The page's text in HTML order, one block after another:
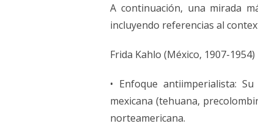
A continuación, una mirada
incluyendo referencias al
Frida Kahlo (México, 1907-1954)
• Enfoque antiimperialista:
mexicana (tehuana,
norteamericana.